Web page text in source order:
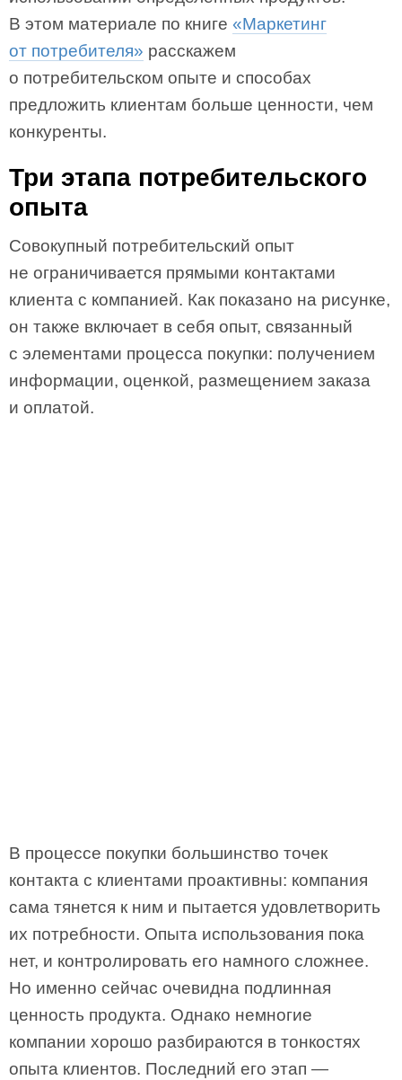
В этом материале по книге «Маркетинг
от потребителя» расскажем
о потребительском опыте и способах
предложить клиентам больше ценности, чем
конкуренты.
Три этапа потребительского
опыта
Совокупный потребительский опыт
не ограничивается прямыми контактами
клиента с компанией. Как показано на рисунке,
он также включает в себя опыт, связанный
с элементами процесса покупки: получением
информации, оценкой, размещением заказа
и оплатой.
В процессе покупки большинство точек
контакта с клиентами проактивны: компания
сама тянется к ним и пытается удовлетворить
их потребности. Опыта использования пока
нет, и контролировать его намного сложнее.
Но именно сейчас очевидна подлинная
ценность продукта. Однако немногие
компании хорошо разбираются в тонкостях
опыта клиентов. Последний его этап —